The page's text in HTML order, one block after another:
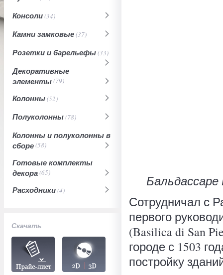
Консоли(34)
Камни замковые(37)
Розетки и барельефы(33)
Декоративные
элементы(79)
Колонны(52)
Полуколонны(78)
Колонны и полуколонны в
сборе(58)
Готовые комплекты
декора(65)
Расходники(4)
Скачать
Бальдассаре
Сотрудничал с
первого
(Basilica di San
городе с 1503
постройку